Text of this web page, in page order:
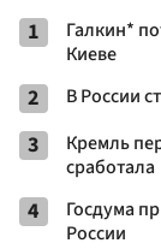
1
Галкин*
Киеве
2 В России
3
Кремль
сработала
4
Госдума
России